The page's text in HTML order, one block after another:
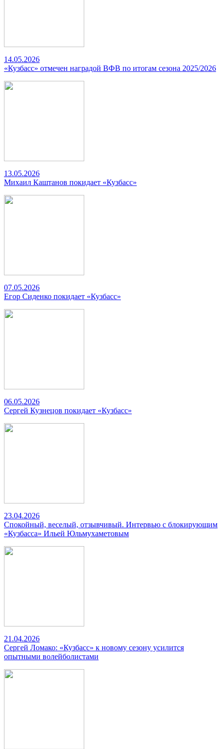
14.05.2026
«Кузбасс» отмечен наградой ВФВ по итогам сезона 2025/2026
13.05.2026
Михаил Каштанов покидает «Кузбасс»
07.05.2026
Егор Сиденко покидает «Кузбасс»
06.05.2026
Сергей Кузнецов покидает «Кузбасс»
23.04.2026
Спокойный, веселый, отзывчивый. Интервью с блокирующим
«Кузбасса» Ильей Юльмухаметовым
21.04.2026
Сергей Ломако: «Кузбасс» к новому сезону усилится
опытными волейболистами